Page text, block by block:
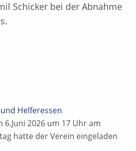
Schicker bei der Abnahme
Helferessen
6.Juni 2026 um 17 Uhr am
hatte der Verein eingeladen